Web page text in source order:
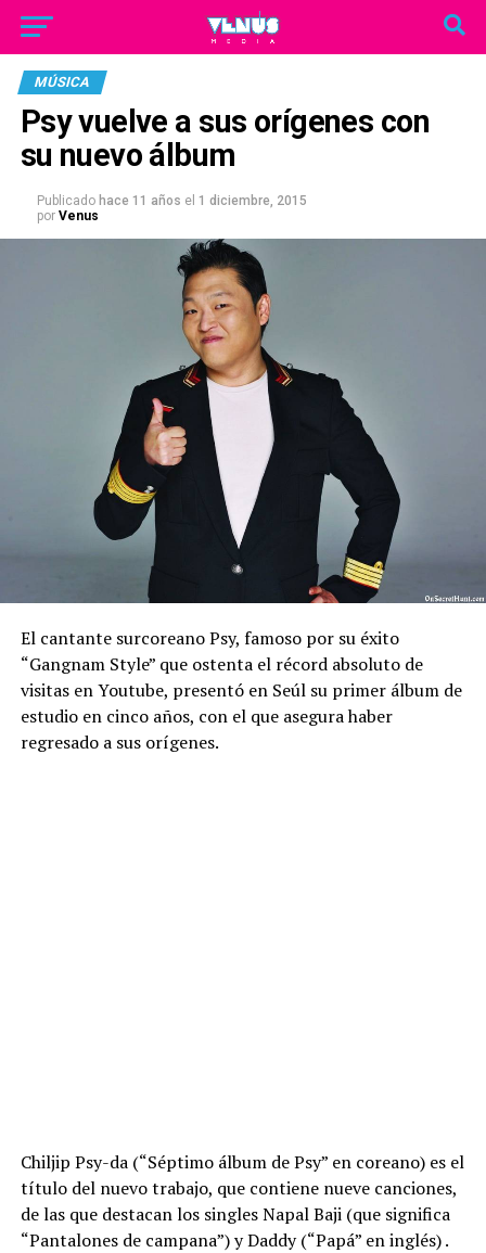
MÚSICA
Psy vuelve a sus orígenes con
su nuevo álbum
Publicado hace 11 años el 1 diciembre, 2015
por Venus
El cantante surcoreano Psy, famoso por su éxito
“Gangnam Style” que ostenta el récord absoluto de
visitas en Youtube, presentó en Seúl su primer álbum de
estudio en cinco años, con el que asegura haber
regresado a sus orígenes.
Chiljip Psy-da (“Séptimo álbum de Psy” en coreano) es el
título del nuevo trabajo, que contiene nueve canciones,
de las que destacan los singles Napal Baji (que significa
“Pantalones de campana”) y Daddy (“Papá” en inglés) .